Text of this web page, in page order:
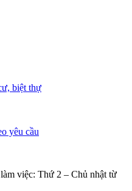
biệt thự
yêu cầu
việc: Thứ 2 – Chủ nhật từ